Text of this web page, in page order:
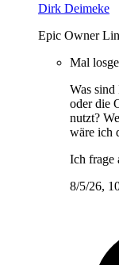
Dirk Deimeke
Epic Owner
Mal
Was
oder die
nutzt?
wäre ich
Ich frage
8/5/26,